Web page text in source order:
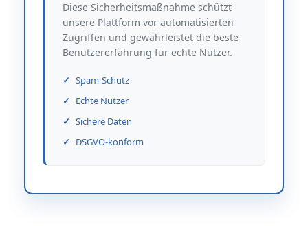
Diese Sicherheitsmaßnahme schützt
unsere Plattform vor automatisierten
Zugriffen und gewährleistet die beste
Benutzererfahrung für echte Nutzer.
Spam-Schutz
Echte Nutzer
Sichere Daten
DSGVO-konform